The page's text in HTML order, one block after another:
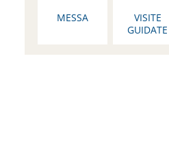
MESSA
VISITE
GUIDATE